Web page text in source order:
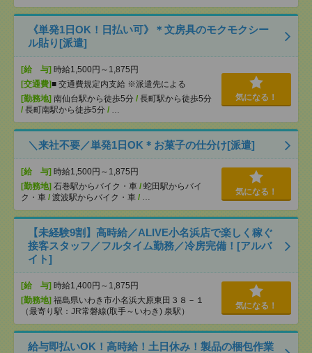
《単発1日OK！日払い可》＊文房具のモクモクシー
ル貼り[派遣]
[給 与] 時給1,500円～1,875円
[交通費]■ 交通費規定内支給 ※派遣先による
[勤務地] 南仙台駅から徒歩5分 / 長町駅から徒歩5分
/ 長町南駅から徒歩5分 / …
気になる！
＼来社不要／単発1日OK＊お菓子の仕分け[派遣]
[給 与] 時給1,500円～1,875円
[勤務地] 石巻駅からバイク・車 / 蛇田駅からバイ
ク・車 / 渡波駅からバイク・車 / …
気になる！
【未経験9割】高時給／ALIVE小名浜店で楽しく稼ぐ
接客スタッフ／フルタイム勤務／冷房完備！[アルバ
イト]
[給 与] 時給1,400円～1,875円
[勤務地] 福島県いわき市小名浜大原東田３８－１
（最寄り駅：JR常磐線(取手～いわき) 泉駅）
気になる！
給与即払いOK！高時給！土日休み！製品の梱包作業